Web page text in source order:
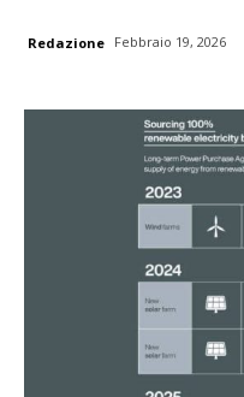
Redazione Febbraio 19, 2026